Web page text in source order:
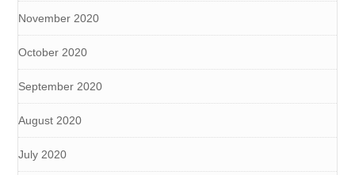
November 2020
October 2020
September 2020
August 2020
July 2020